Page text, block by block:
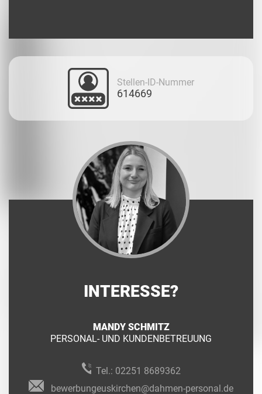
Stellen-ID-Nummer
614669
INTERESSE?
MANDY SCHMITZ
PERSONAL- UND KUNDENBETREUUNG
Tel.: 02251 8689362
bewerbungeuskirchen@dahmen-personal.de